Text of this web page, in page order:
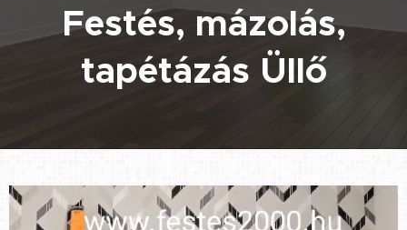
Festés, mázolás,
tapétázás Üllő